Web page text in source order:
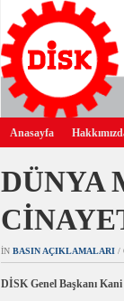
Anasayfa
DÜNYA
IN BASIN AÇIKLAMALARI /
DİSK Genel Başkanı